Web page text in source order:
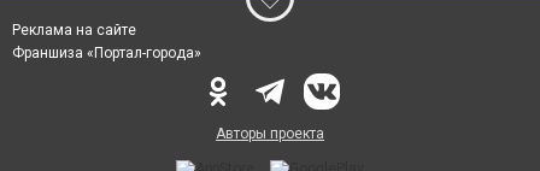
Реклама на сайте
Франшиза «Портал-города»
Авторы проекта